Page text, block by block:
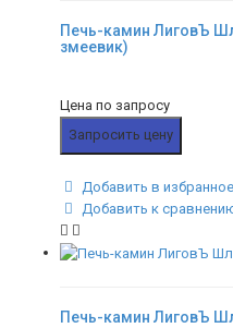
Печь-камин ЛиговЪ
змеевик)
Цена по запросу
Запросить цену
Добавить в избранное
Добавить к
Печь-камин ЛиговЪ